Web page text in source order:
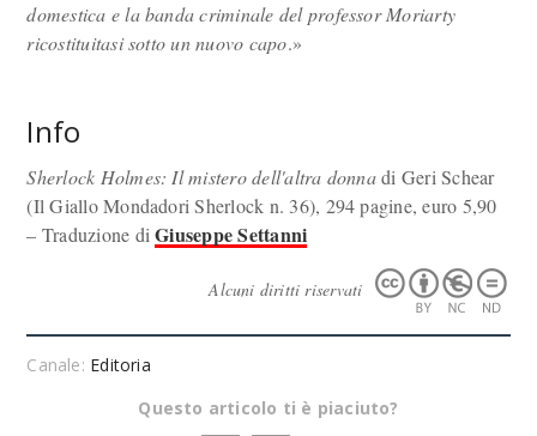
domestica e la banda criminale del professor Moriarty
ricostituitasi sotto un nuovo capo.»
Info
Sherlock Holmes: Il mistero dell'altra donnadi Geri Schear
(Il Giallo Mondadori Sherlock n. 36), 294 pagine, euro 5,90
– Traduzione diGiuseppe Settanni
Alcuni diritti riservati
Canale: Editoria
Questo articolo ti è piaciuto?